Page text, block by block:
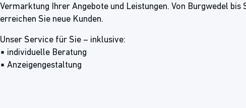
Vermarktung Ihrer Angebote und Leistungen. Von Burgwedel bis
erreichen Sie neue Kunden.
Unser Service für Sie – inklusive:
▪ individuelle Beratung
▪ Anzeigengestaltung